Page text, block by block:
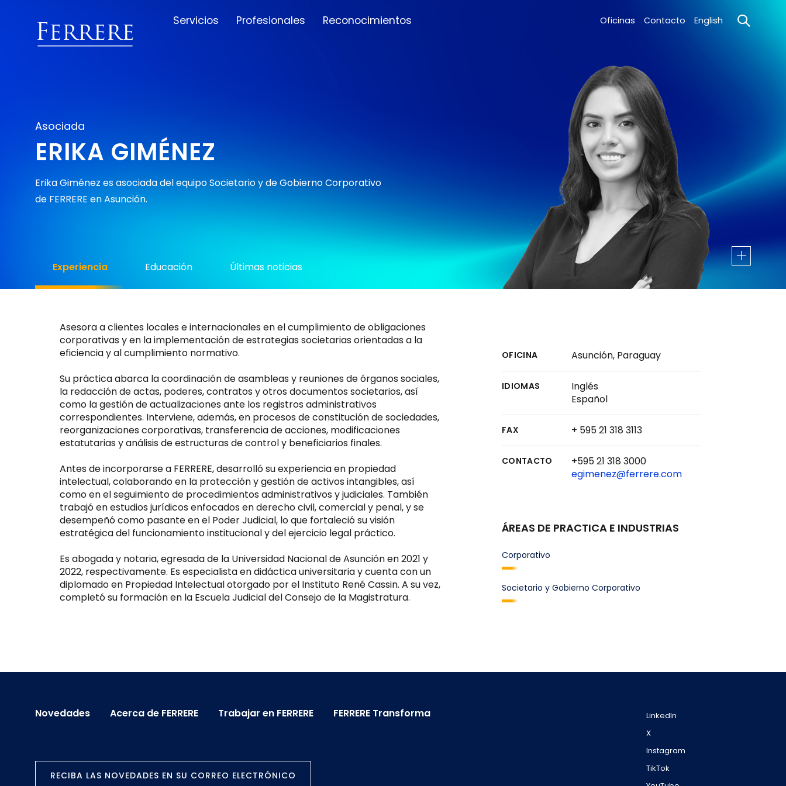
Servicios Profesionales Reconocimientos Oficinas Contacto English
Asociada
ERIKA GIMÉNEZ
Erika Giménez es asociada del equipo Societario y de Gobierno Corporativo
de FERRERE en Asunción.
Experiencia Educación Últimas noticias
Asesora a clientes locales e internacionales en el cumplimiento de obligaciones
corporativas y en la implementación de estrategias societarias orientadas a la
eficiencia y al cumplimiento normativo.
Su práctica abarca la coordinación de asambleas y reuniones de órganos sociales,
la redacción de actas, poderes, contratos y otros documentos societarios, así
como la gestión de actualizaciones ante los registros administrativos
correspondientes. Interviene, además, en procesos de constitución de sociedades,
reorganizaciones corporativas, transferencia de acciones, modificaciones
estatutarias y análisis de estructuras de control y beneficiarios finales.
Antes de incorporarse a FERRERE, desarrolló su experiencia en propiedad
intelectual, colaborando en la protección y gestión de activos intangibles, así
como en el seguimiento de procedimientos administrativos y judiciales. También
trabajó en estudios jurídicos enfocados en derecho civil, comercial y penal, y se
desempeñó como pasante en el Poder Judicial, lo que fortaleció su visión
estratégica del funcionamiento institucional y del ejercicio legal práctico.
Es abogada y notaria, egresada de la Universidad Nacional de Asunción en 2021 y
2022, respectivamente. Es especialista en didáctica universitaria y cuenta con un
diplomado en Propiedad Intelectual otorgado por el Instituto René Cassin. A su vez,
completó su formación en la Escuela Judicial del Consejo de la Magistratura.
OFICINA Asunción, Paraguay
IDIOMAS
Inglés
Español
FAX + 595 21 318 3113
CONTACTO
+595 21 318 3000
egimenez@ferrere.com
ÁREAS DE PRACTICA E INDUSTRIAS
Corporativo
Societario y Gobierno Corporativo
Novedades Acerca de FERRERE Trabajar en FERRERE FERRERE Transforma
RECIBA LAS NOVEDADES EN SU CORREO ELECTRÓNICO
LinkedIn
X
Instagram
TikTok